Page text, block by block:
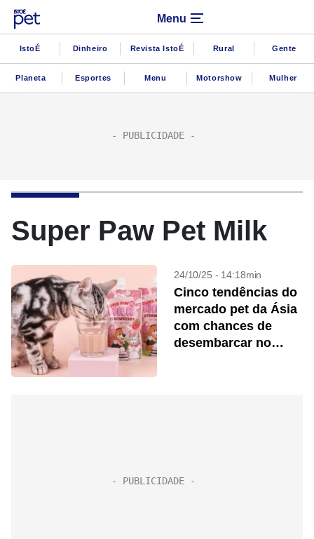
Menu
IstoÉ Dinheiro Revista IstoÉ Rural Gente
Planeta Esportes Menu Motorshow Mulher
Super Paw Pet Milk
24/10/25 - 14:18min
Cinco tendências do
mercado pet da Ásia
com chances de
desembarcar no